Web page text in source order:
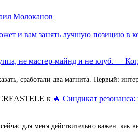
Молоканов
и вам занять лучшую позицию
не мастер-майнд и не клуб. —
сработали два магнита. Первый:
к 🔥 Синдикат
для меня действительно важен: как